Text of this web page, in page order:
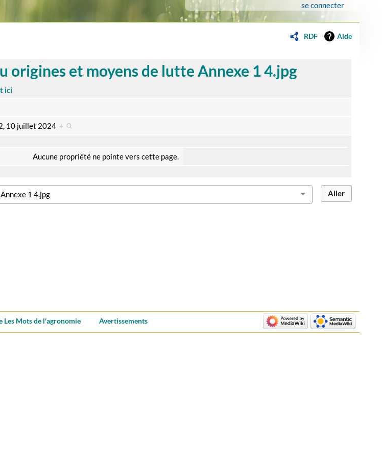
RDF Aide
origines et moyens de lutte Annexe 1 4.jpg
ici
10 juillet 2024 +
Aucune propriété ne pointe vers cette page.
se connecter
Les Mots de l'agronomie Avertissements